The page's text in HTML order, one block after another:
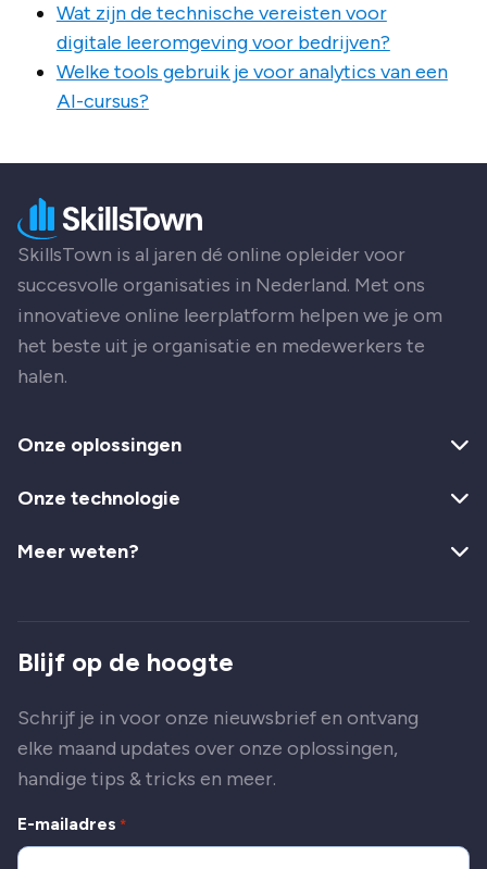
Wat zijn de technische vereisten voor
digitale leeromgeving voor bedrijven?
Welke tools gebruik je voor analytics van een
AI-cursus?
SkillsTown is al jaren dé online opleider voor
succesvolle organisaties in Nederland. Met ons
innovatieve online leerplatform helpen we je om
het beste uit je organisatie en medewerkers te
halen.
Onze oplossingen
Onze technologie
Meer weten?
Blijf op de hoogte
Schrijf je in voor onze nieuwsbrief en ontvang
elke maand updates over onze oplossingen,
handige tips & tricks en meer.
E-mailadres *